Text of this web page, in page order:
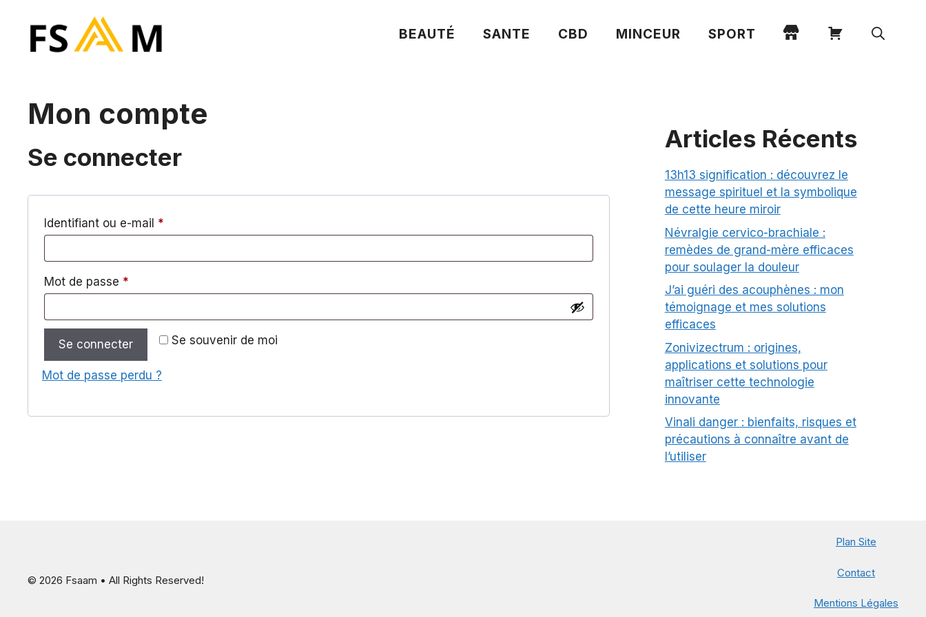
contenu
BEAUTÉ SANTE CBD MINCEUR SPORT BOUTIQUE
PANIER
Mon compte
Se connecter
Identifiant ou e-mail *
Mot de passe *
Se souvenir de moi
Se connecter
Mot de passe perdu ?
Articles Récents
13h13 signification : découvrez le
message spirituel et la symbolique
de cette heure miroir
Névralgie cervico-brachiale :
remèdes de grand-mère efficaces
pour soulager la douleur
J’ai guéri des acouphènes : mon
témoignage et mes solutions
efficaces
Zonivizectrum : origines,
applications et solutions pour
maîtriser cette technologie
innovante
Vinali danger : bienfaits, risques et
précautions à connaître avant de
l’utiliser
Plan Site
Contact
Mentions Légales
© 2026 Fsaam • All Rights Reserved!